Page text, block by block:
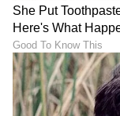
ಉಳಿತಾಯ ಮಾಡಲು
ಸಹಾಯ
ಸ್ಥೈರ್ಯ ಸಿಗಲಿದೆ.